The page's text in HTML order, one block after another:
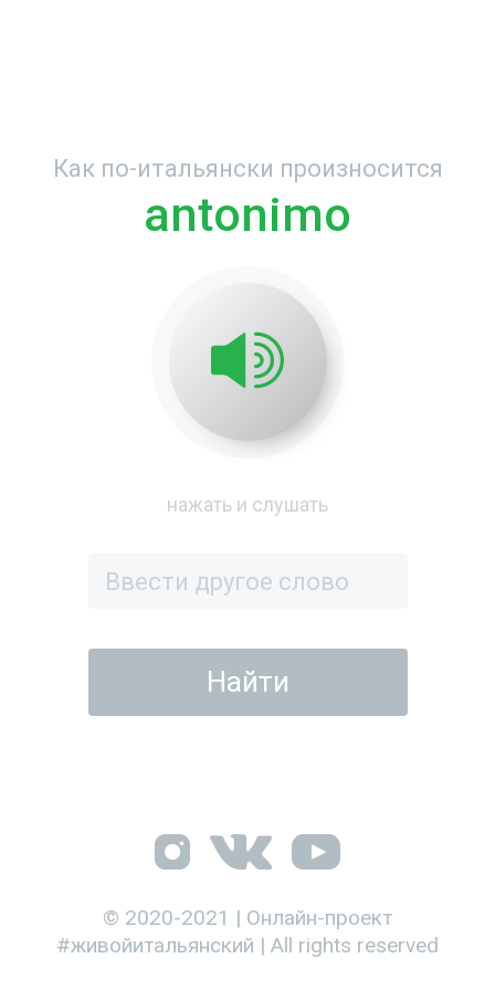
Как по-итальянски произносится
antonimo
нажать и слушать
© 2020-2021 | Онлайн-проект
#живойитальянский | All rights reserved